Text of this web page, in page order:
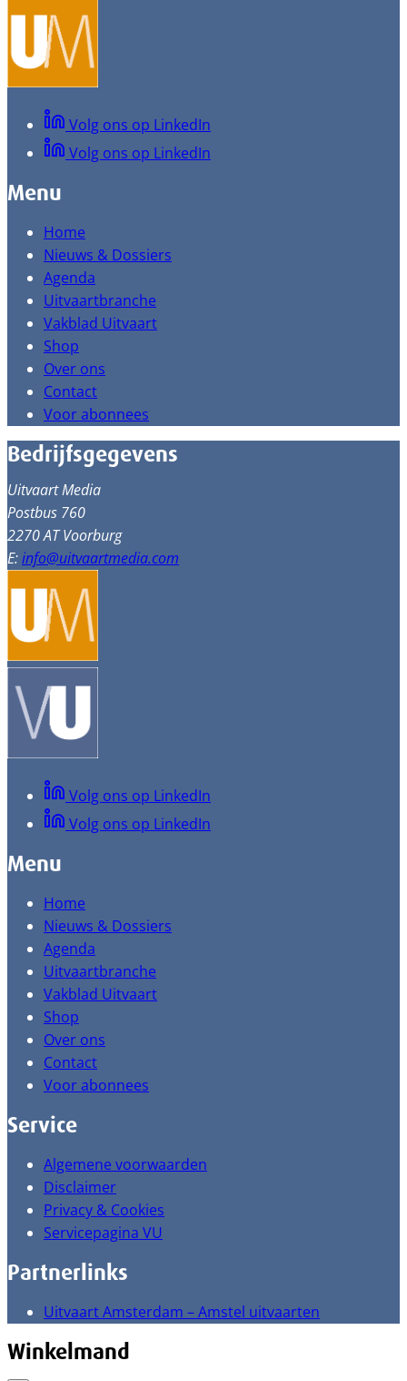
Volg ons op LinkedIn
Volg ons op LinkedIn
Menu
Home
Nieuws & Dossiers
Agenda
Uitvaartbranche
Vakblad Uitvaart
Shop
Over ons
Contact
Voor abonnees
Bedrijfsgegevens
Uitvaart Media
Postbus 760
2270 AT Voorburg
E:info@uitvaartmedia.com
Volg ons op LinkedIn
Volg ons op LinkedIn
Menu
Home
Nieuws & Dossiers
Agenda
Uitvaartbranche
Vakblad Uitvaart
Shop
Over ons
Contact
Voor abonnees
Service
Algemene voorwaarden
Disclaimer
Privacy & Cookies
Servicepagina VU
Partnerlinks
Uitvaart Amsterdam – Amstel uitvaarten
Winkelmand